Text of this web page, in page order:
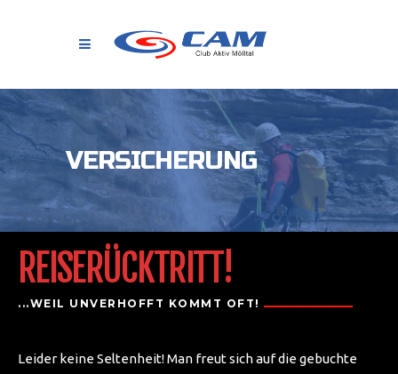
VERSICHERUNG
REISERÜCKTRITT!
...WEIL UNVERHOFFT KOMMT OFT!
Leider keine Seltenheit! Man freut sich auf die gebuchte